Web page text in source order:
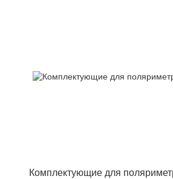
Комплектующие для